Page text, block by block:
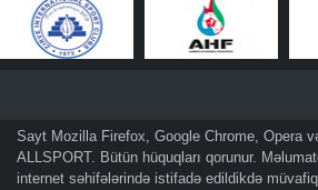
Sayt Mozilla Firefox, Google Chrome, Opera
ALLSPORT. Bütün hüquqları qorunur.
internet səhifələrində istifadə edildikdə